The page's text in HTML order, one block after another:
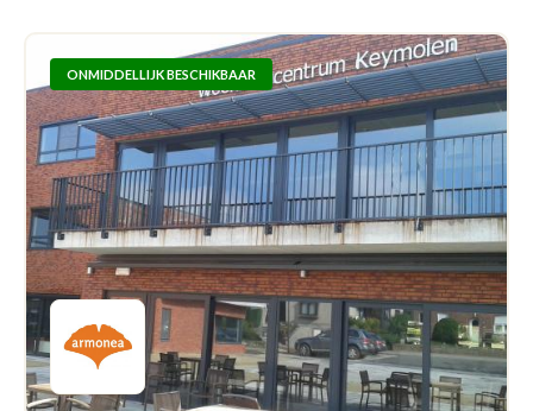
ONMIDDELLIJK BESCHIKBAAR